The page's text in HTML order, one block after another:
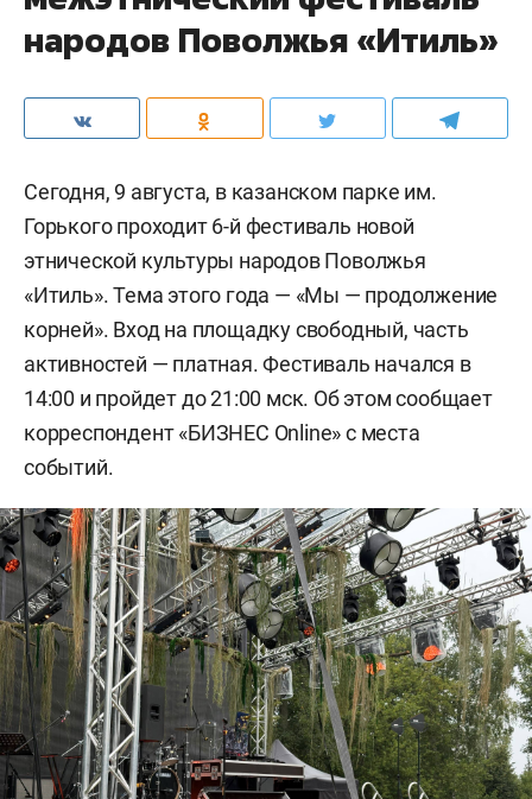
народов Поволжья «Итиль»
Сегодня, 9 августа, в казанском парке им.
Горького проходит 6-й фестиваль новой
этнической культуры народов Поволжья
«Итиль». Тема этого года — «Мы — продолжение
корней». Вход на площадку свободный, часть
активностей — платная. Фестиваль начался в
14:00 и пройдет до 21:00 мск. Об этом сообщает
корреспондент «БИЗНЕС Online» с места
событий.